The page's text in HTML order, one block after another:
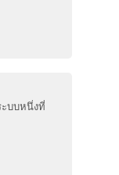
ะบบหนึ่งที่